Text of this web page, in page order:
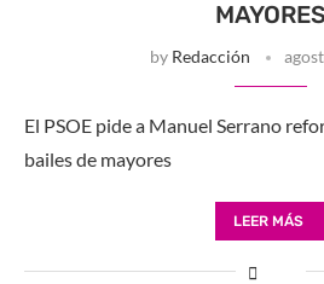
MAYORES
by Redacción
El PSOE pide a Manuel Serrano
bailes de mayores
LEER MÁS